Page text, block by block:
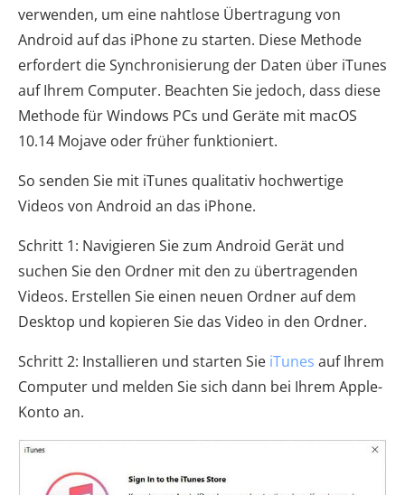
verwenden, um eine nahtlose Übertragung von
Android auf das iPhone zu starten. Diese Methode
erfordert die Synchronisierung der Daten über iTunes
auf Ihrem Computer. Beachten Sie jedoch, dass diese
Methode für Windows PCs und Geräte mit macOS
10.14 Mojave oder früher funktioniert.
So senden Sie mit iTunes qualitativ hochwertige
Videos von Android an das iPhone.
Schritt 1: Navigieren Sie zum Android Gerät und
suchen Sie den Ordner mit den zu übertragenden
Videos. Erstellen Sie einen neuen Ordner auf dem
Desktop und kopieren Sie das Video in den Ordner.
Schritt 2: Installieren und starten Sie iTunes auf Ihrem
Computer und melden Sie sich dann bei Ihrem Apple-
Konto an.